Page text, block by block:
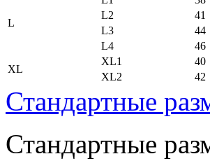
L
L2
41
L3
44
L4
46
XL
XL1 40
XL2 42
Стандартные
Стандартные